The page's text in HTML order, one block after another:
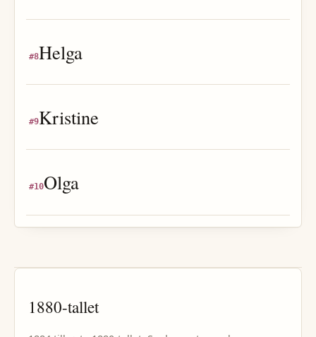
#8Helga
#9Kristine
#10Olga
1880-tallet